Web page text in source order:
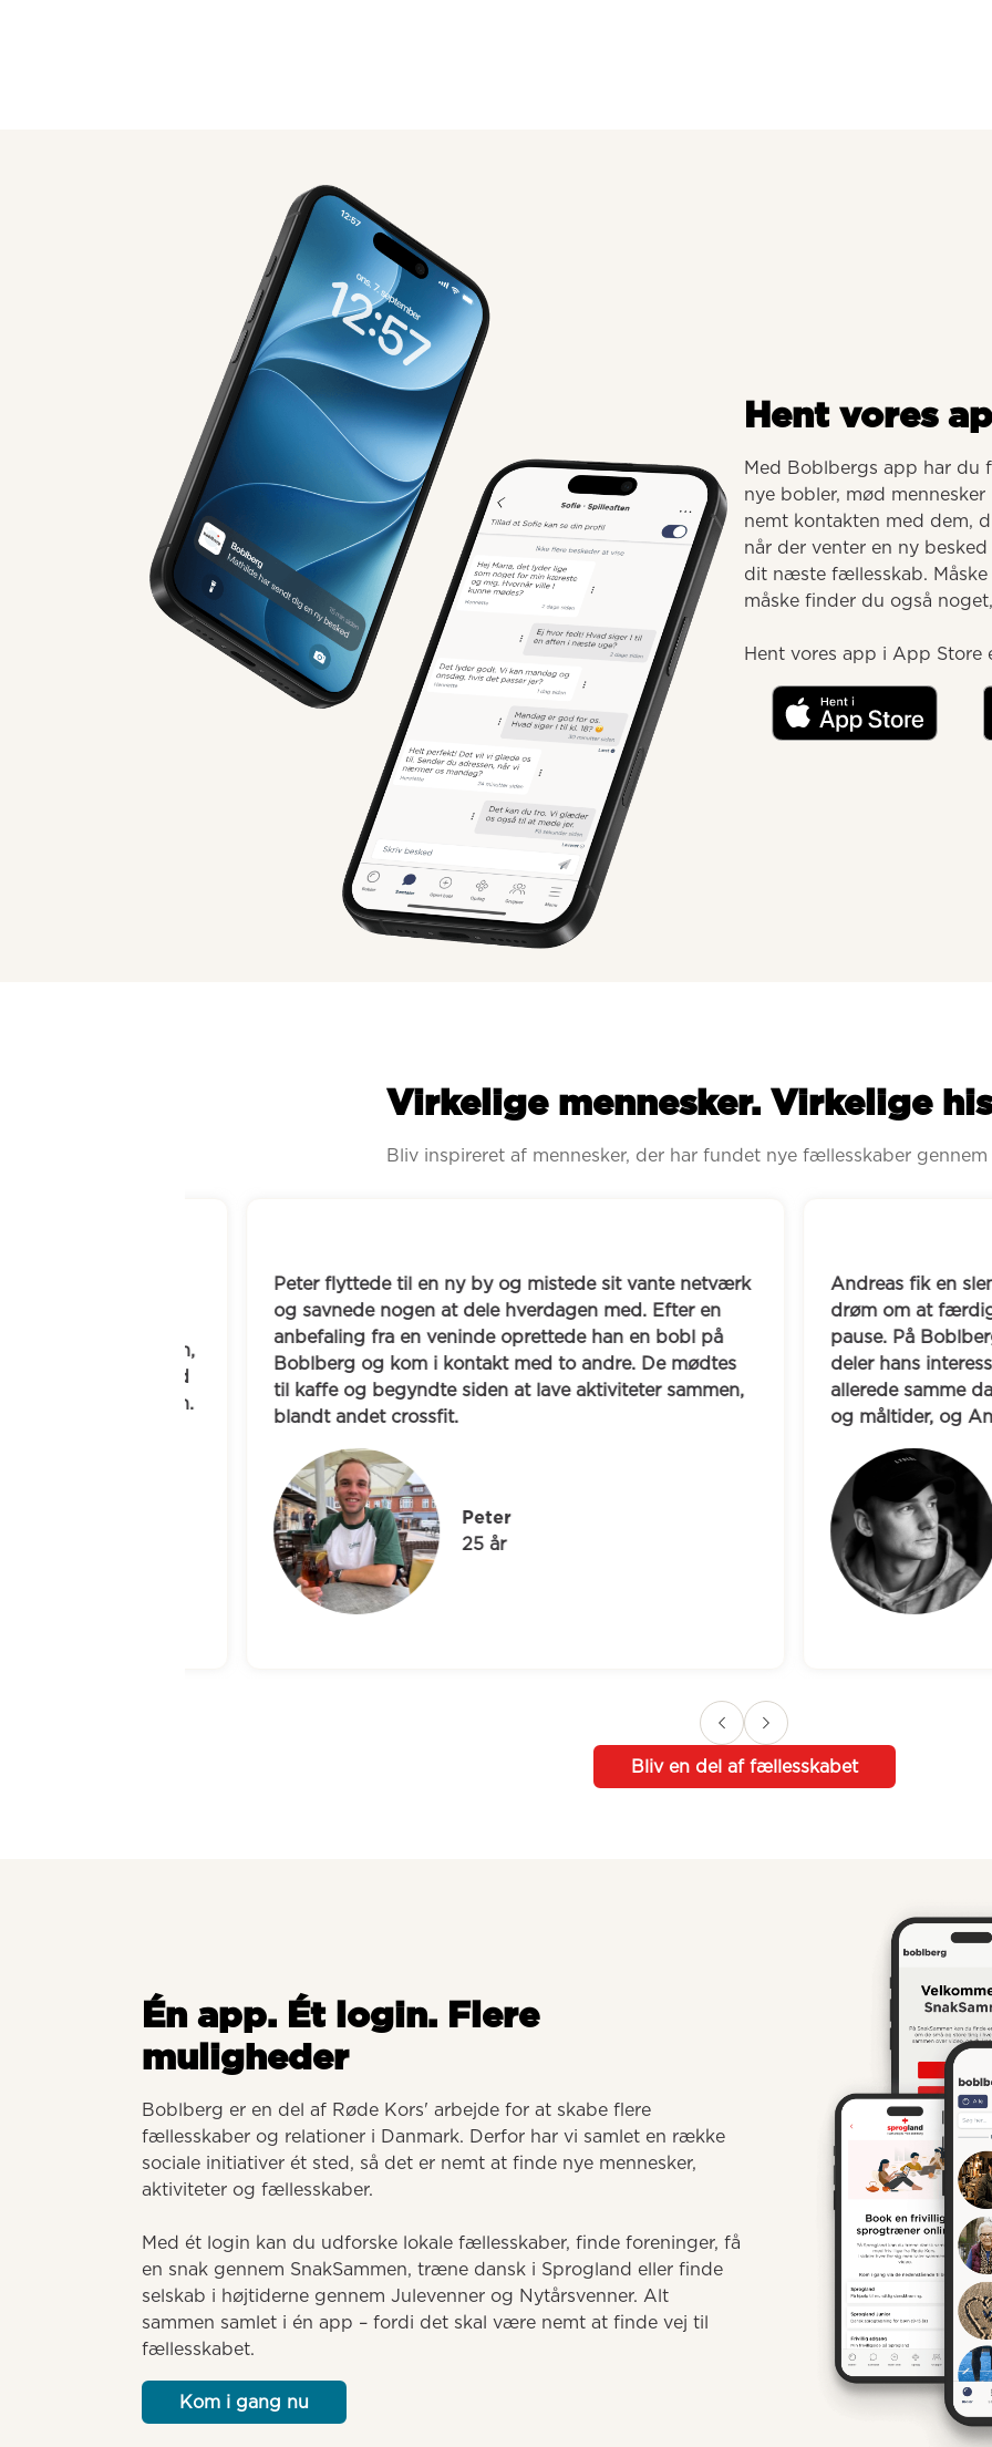
Hent vores
Med Boblbergs app har du
nye bobler, mød
nemt kontakten med dem,
når der venter en ny
dit næste fællesskab. Måske
måske finder du også
Hent vores app i App Store
Virkelige mennesker. Virkelige
Bliv inspireret af mennesker, der har fundet nye fællesskaber
Peter flyttede til en ny by og mistede sit vante netværk
og savnede nogen at dele hverdagen med. Efter en
anbefaling fra en veninde oprettede han en bobl på
Boblberg og kom i kontakt med to andre. De mødtes
til kaffe og begyndte siden at lave aktiviteter sammen,
blandt andet crossfit.
Peter
25 år
Andreas fik en slem
drøm om at
pause. På Boblberg
deler hans interesse
allerede samme dag. I
og måltider, og
Bliv en del af fællesskabet
Én app. Ét login. Flere
muligheder
Boblberg er en del af Røde Kors' arbejde for at skabe flere
fællesskaber og relationer i Danmark. Derfor har vi samlet en række
sociale initiativer ét sted, så det er nemt at finde nye mennesker,
aktiviteter og fællesskaber.
Med ét login kan du udforske lokale fællesskaber, finde foreninger, få
en snak gennem SnakSammen, træne dansk i Sprogland eller finde
selskab i højtiderne gennem Julevenner og Nytårsvenner. Alt
sammen samlet i én app – fordi det skal være nemt at finde vej til
fællesskabet.
Kom i gang nu